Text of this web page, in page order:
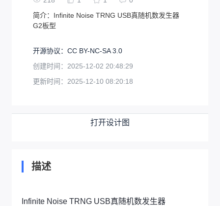
简介： Infinite Noise TRNG USB真随机数发生器
G2板型
开源协议： CC BY-NC-SA 3.0
创建时间： 2025-12-02 20:48:29
更新时间： 2025-12-10 08:20:18
打开设计图
描述
Infinite Noise TRNG USB真随机数发生器